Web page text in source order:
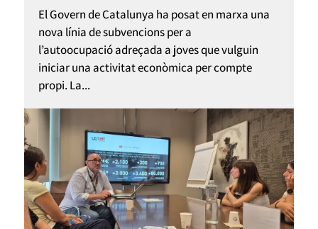
El Govern de Catalunya ha posat en marxa una
nova línia de subvencions per a
l’autoocupació adreçada a joves que vulguin
iniciar una activitat econòmica per compte
propi. La...